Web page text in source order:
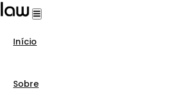
Início
Sobre